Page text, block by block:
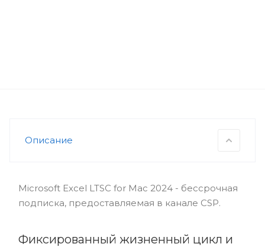
Описание
Microsoft Excel LTSC for Mac 2024 - бессрочная
подписка, предоставляемая в канале CSP.
Фиксированный жизненный цикл и